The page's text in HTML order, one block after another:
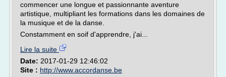
commencer une longue et passionnante aventure
artistique, multipliant les formations dans les domaines de
la musique et de la danse.
Constamment en soif d'apprendre, j'ai...
Lire la suite
Date: 2017-01-29 12:46:02
Site : http://www.accordanse.be